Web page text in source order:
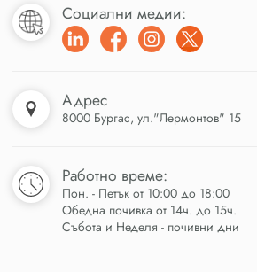
Социални медии:
Адрес
8000 Бургас, ул."Лермонтов" 15
Работно време:
Пон. - Петък от 10:00 до 18:00
Обедна почивка от 14ч. до 15ч.
Събота и Неделя - почивни дни